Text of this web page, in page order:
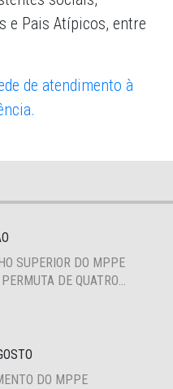
e Pais Atípicos, entre
SUPERIOR DO MPPE
DE QUATRO
DO MPPE